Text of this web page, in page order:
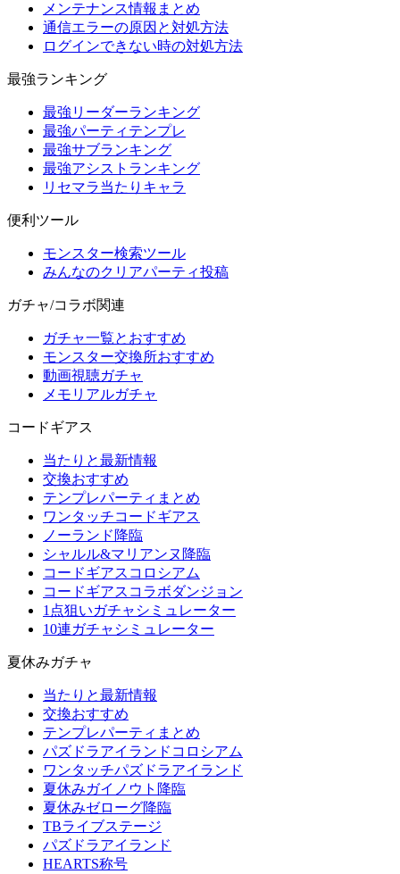
メンテナンス情報まとめ
通信エラーの原因と対処方法
ログインできない時の対処方法
最強ランキング
最強リーダーランキング
最強パーティテンプレ
最強サブランキング
最強アシストランキング
リセマラ当たりキャラ
便利ツール
モンスター検索ツール
みんなのクリアパーティ投稿
ガチャ/コラボ関連
ガチャ一覧とおすすめ
モンスター交換所おすすめ
動画視聴ガチャ
メモリアルガチャ
コードギアス
当たりと最新情報
交換おすすめ
テンプレパーティまとめ
ワンタッチコードギアス
ノーランド降臨
シャルル&マリアンヌ降臨
コードギアスコロシアム
コードギアスコラボダンジョン
1点狙いガチャシミュレーター
10連ガチャシミュレーター
夏休みガチャ
当たりと最新情報
交換おすすめ
テンプレパーティまとめ
パズドラアイランドコロシアム
ワンタッチパズドラアイランド
夏休みガイノウト降臨
夏休みゼローグ降臨
TBライブステージ
パズドラアイランド
HEARTS称号